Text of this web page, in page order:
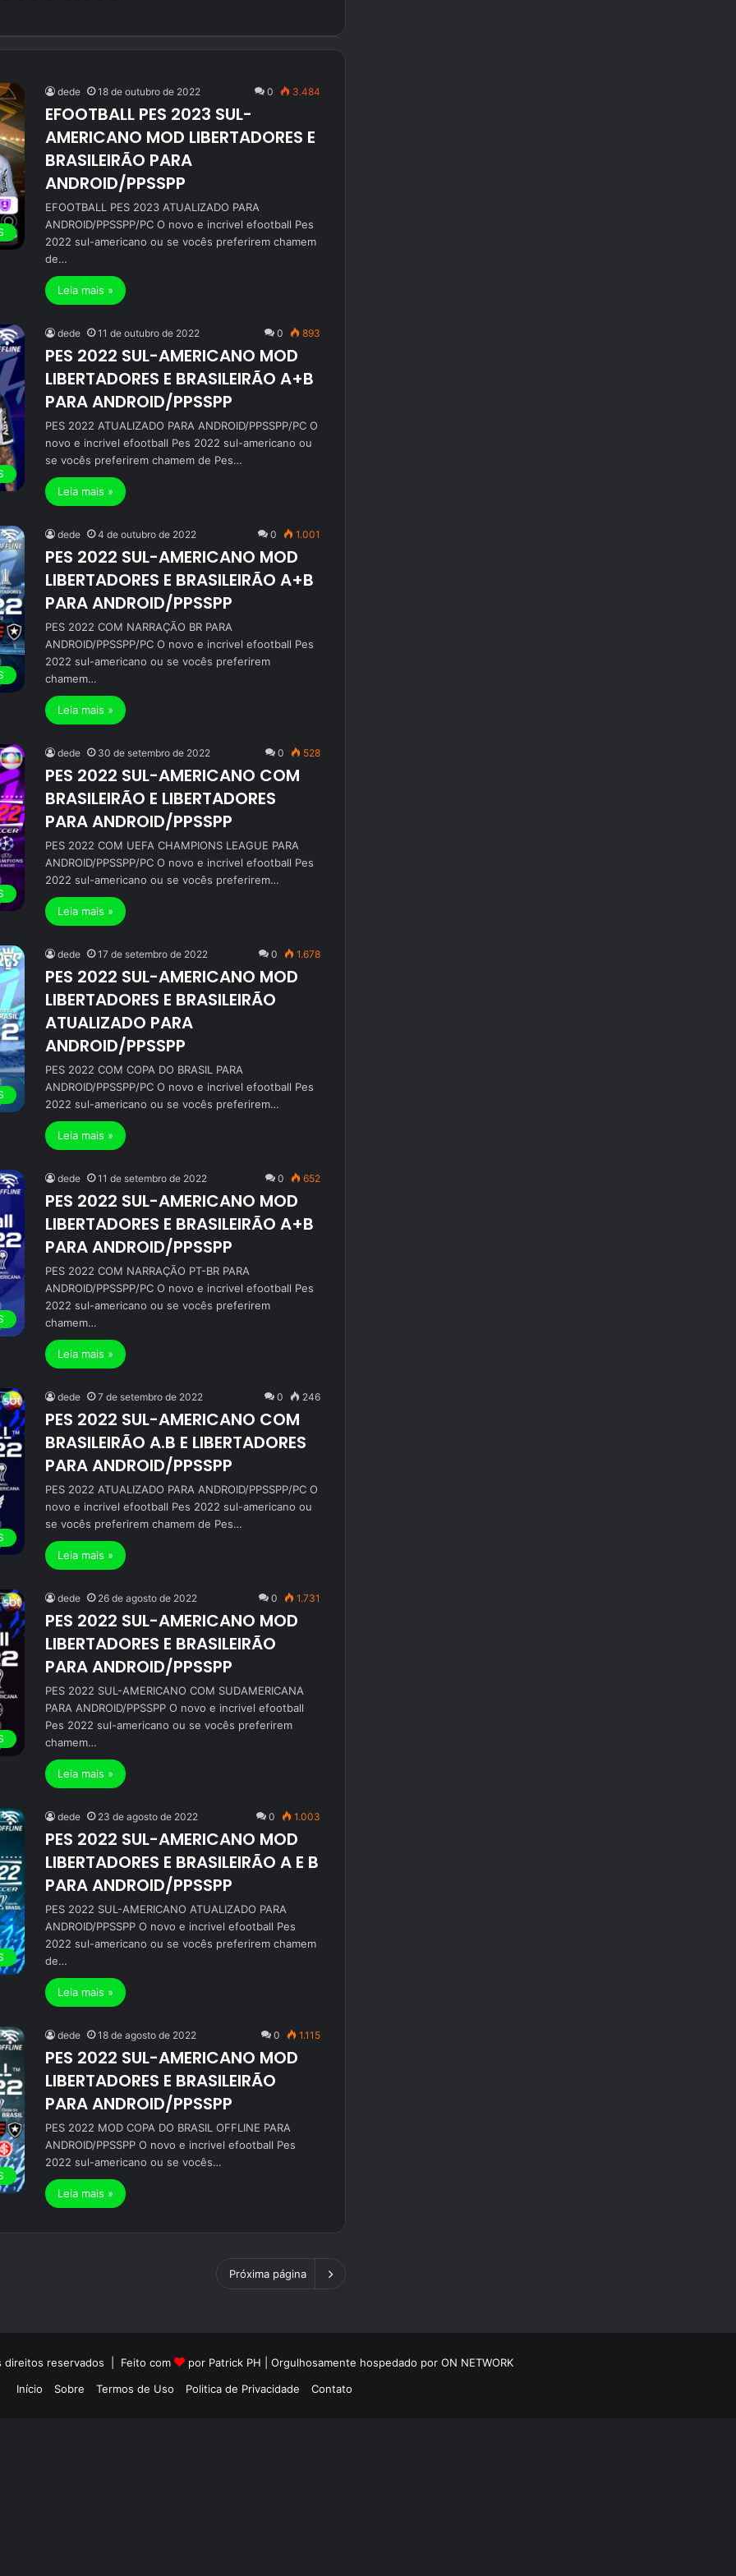
dede 18 de outubro de 2022 0 3.484
EFOOTBALL PES 2023 SUL-
AMERICANO MOD LIBERTADORES E
BRASILEIRÃO PARA
ANDROID/PPSSPP
EFOOTBALL PES 2023 ATUALIZADO PARA
ANDROID/PPSSPP/PC O novo e incrivel efootball Pes
2022 sul-americano ou se vocês preferirem chamem
de…
Leia mais »
dede 11 de outubro de 2022 0 893
PES 2022 SUL-AMERICANO MOD
LIBERTADORES E BRASILEIRÃO A+B
PARA ANDROID/PPSSPP
PES 2022 ATUALIZADO PARA ANDROID/PPSSPP/PC O
novo e incrivel efootball Pes 2022 sul-americano ou
se vocês preferirem chamem de Pes…
Leia mais »
dede 4 de outubro de 2022 0 1.001
PES 2022 SUL-AMERICANO MOD
LIBERTADORES E BRASILEIRÃO A+B
PARA ANDROID/PPSSPP
PES 2022 COM NARRAÇÃO BR PARA
ANDROID/PPSSPP/PC O novo e incrivel efootball Pes
2022 sul-americano ou se vocês preferirem
chamem…
Leia mais »
dede 30 de setembro de 2022 0 528
PES 2022 SUL-AMERICANO COM
BRASILEIRÃO E LIBERTADORES
PARA ANDROID/PPSSPP
PES 2022 COM UEFA CHAMPIONS LEAGUE PARA
ANDROID/PPSSPP/PC O novo e incrivel efootball Pes
2022 sul-americano ou se vocês preferirem…
Leia mais »
dede 17 de setembro de 2022 0 1.678
PES 2022 SUL-AMERICANO MOD
LIBERTADORES E BRASILEIRÃO
ATUALIZADO PARA
ANDROID/PPSSPP
PES 2022 COM COPA DO BRASIL PARA
ANDROID/PPSSPP/PC O novo e incrivel efootball Pes
2022 sul-americano ou se vocês preferirem…
Leia mais »
dede 11 de setembro de 2022 0 652
PES 2022 SUL-AMERICANO MOD
LIBERTADORES E BRASILEIRÃO A+B
PARA ANDROID/PPSSPP
PES 2022 COM NARRAÇÃO PT-BR PARA
ANDROID/PPSSPP/PC O novo e incrivel efootball Pes
2022 sul-americano ou se vocês preferirem
chamem…
Leia mais »
dede 7 de setembro de 2022 0 246
PES 2022 SUL-AMERICANO COM
BRASILEIRÃO A.B E LIBERTADORES
PARA ANDROID/PPSSPP
PES 2022 ATUALIZADO PARA ANDROID/PPSSPP/PC O
novo e incrivel efootball Pes 2022 sul-americano ou
se vocês preferirem chamem de Pes…
Leia mais »
dede 26 de agosto de 2022 0 1.731
PES 2022 SUL-AMERICANO MOD
LIBERTADORES E BRASILEIRÃO
PARA ANDROID/PPSSPP
PES 2022 SUL-AMERICANO COM SUDAMERICANA
PARA ANDROID/PPSSPP O novo e incrivel efootball
Pes 2022 sul-americano ou se vocês preferirem
chamem…
Leia mais »
dede 23 de agosto de 2022 0 1.003
PES 2022 SUL-AMERICANO MOD
LIBERTADORES E BRASILEIRÃO A E B
PARA ANDROID/PPSSPP
PES 2022 SUL-AMERICANO ATUALIZADO PARA
ANDROID/PPSSPP O novo e incrivel efootball Pes
2022 sul-americano ou se vocês preferirem chamem
de…
Leia mais »
dede 18 de agosto de 2022 0 1.115
PES 2022 SUL-AMERICANO MOD
LIBERTADORES E BRASILEIRÃO
PARA ANDROID/PPSSPP
PES 2022 MOD COPA DO BRASIL OFFLINE PARA
ANDROID/PPSSPP O novo e incrivel efootball Pes
2022 sul-americano ou se vocês…
Leia mais »
Próxima página
direitos reservados | Feito com
por Patrick PH | Orgulhosamente hospedado por ON NETWORK
Início
Sobre Termos de Uso Politica de Privacidade Contato